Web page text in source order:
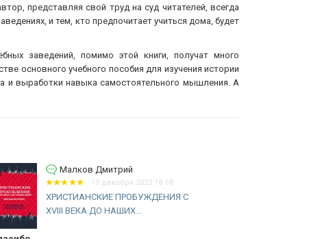
представляя свой труд на суд читателей, всегда
и тем, кто предпочитает учиться дома, будет
заведений, помимо этой книги, получат много
основного учебного пособия для изучения истории
и выработки навыка самостоятельного мышления. А
Малков Дмитрий
19 декабря 2023 18:18
ХРИСТИАНСКИЕ ПРОБУЖДЕНИЯ С
XVIII ВЕКА ДО НАШИХ...